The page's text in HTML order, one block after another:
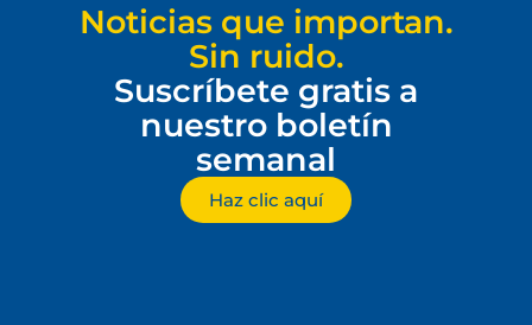
Noticias que importan.
Sin ruido.
Suscríbete gratis a
nuestro boletín
semanal
Haz clic aquí